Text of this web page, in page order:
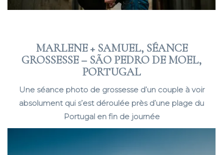
MARLENE + SAMUEL, SÉANCE
GROSSESSE – SÃO PEDRO DE MOEL,
PORTUGAL
Une séance photo de grossesse d’un couple à voir
absolument qui s’est déroulée près d’une plage du
Portugal en fin de journée